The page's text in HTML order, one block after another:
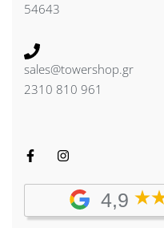
54643
sales@towershop.gr
2310 810 961
4,9